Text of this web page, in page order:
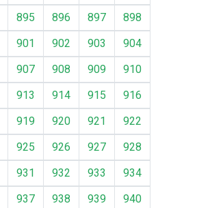
895 896 897
898
901 902 903
904
907 908 909
910
913 914 915
916
919 920 921
922
925 926 927
928
931 932 933
934
937 938 939
940